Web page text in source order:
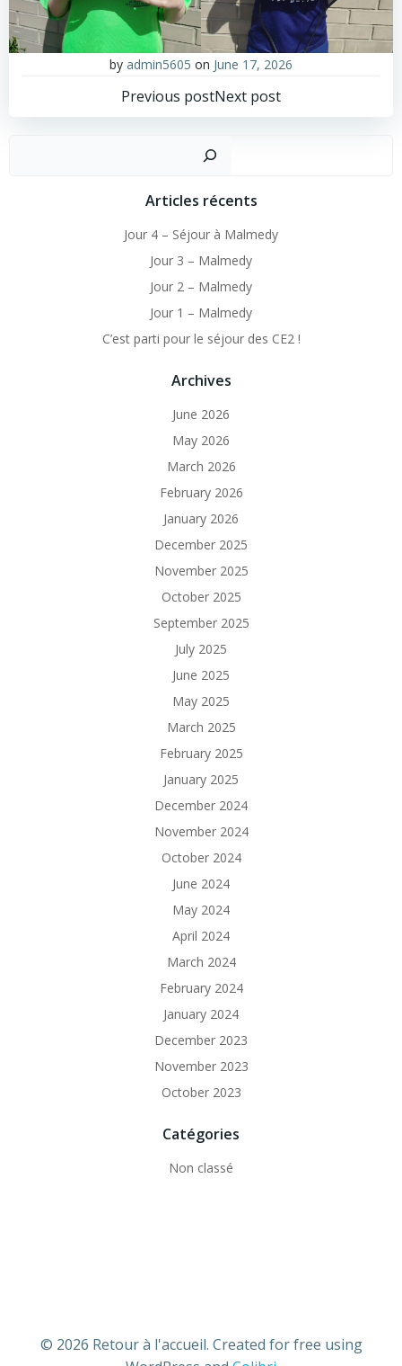
by admin5605 on June 17, 2026
Post
navigation
Previous postPost
navigation
Next post
Articles récents
Jour 4 – Séjour à Malmedy
Jour 3 – Malmedy
Jour 2 – Malmedy
Jour 1 – Malmedy
C’est parti pour le séjour des CE2 !
Archives
June 2026
May 2026
March 2026
February 2026
January 2026
December 2025
November 2025
October 2025
September 2025
July 2025
June 2025
May 2025
March 2025
February 2025
January 2025
December 2024
November 2024
October 2024
June 2024
May 2024
April 2024
March 2024
February 2024
January 2024
December 2023
November 2023
October 2023
Catégories
Non classé
© 2026 Retour à l'accueil. Created for free using